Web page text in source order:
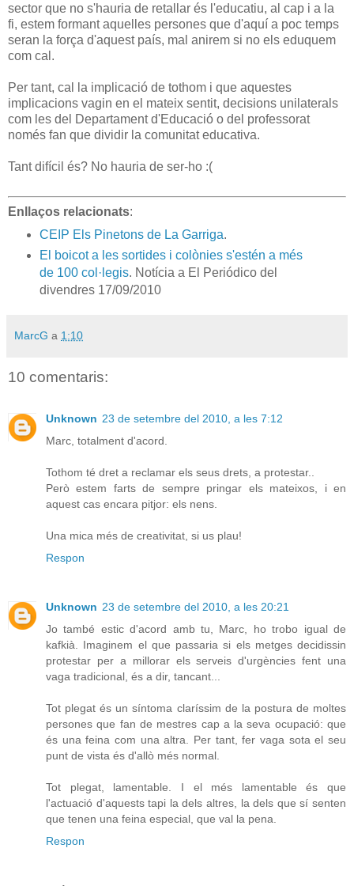
sector que no s'hauria de retallar és l'educatiu, al cap i a la
fi, estem formant aquelles persones que d'aquí a poc temps
seran la força d'aquest país, mal anirem si no els eduquem
com cal.
Per tant, cal la implicació de tothom i que aquestes
implicacions vagin en el mateix sentit, decisions unilaterals
com les del Departament d'Educació o del professorat
només fan que dividir la comunitat educativa.
Tant difícil és? No hauria de ser-ho :(
Enllaços relacionats:
CEIP Els Pinetons de La Garriga.
El boicot a les sortides i colònies s'estén a més
de 100 col·legis. Notícia a El Periódico del
divendres 17/09/2010
MarcG a 1:10
10 comentaris:
Unknown 23 de setembre del 2010, a les 7:12
Marc, totalment d'acord.
Tothom té dret a reclamar els seus drets, a protestar..
Però estem farts de sempre pringar els mateixos, i en
aquest cas encara pitjor: els nens.
Una mica més de creativitat, si us plau!
Respon
Unknown 23 de setembre del 2010, a les 20:21
Jo també estic d'acord amb tu, Marc, ho trobo igual de
kafkià. Imaginem el que passaria si els metges decidissin
protestar per a millorar els serveis d'urgències fent una
vaga tradicional, és a dir, tancant...
Tot plegat és un síntoma claríssim de la postura de moltes
persones que fan de mestres cap a la seva ocupació: que
és una feina com una altra. Per tant, fer vaga sota el seu
punt de vista és d'allò més normal.
Tot plegat, lamentable. I el més lamentable és que
l'actuació d'aquests tapi la dels altres, la dels que sí senten
que tenen una feina especial, que val la pena.
Respon